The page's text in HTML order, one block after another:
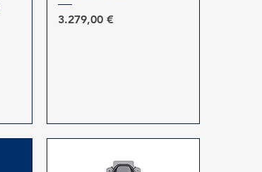
Τιμή
3.279,00 €